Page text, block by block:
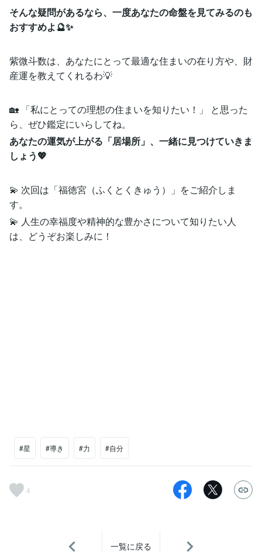
そんな疑問があるなら、一度あなたの命盤を見てみるのも
おすすめよ🔮✨
紫微斗数は、あなたにとって最適な住まいの在り方や、財
産運を教えてくれるわ💡
🏡 「私にとっての理想の住まいを知りたい！」 と思った
ら、ぜひ鑑定にいらしてね。
あなたの運気が上がる「居場所」、一緒に見つけていきま
しょう💖
💫 次回は「福徳宮（ふくとくきゅう）」をご紹介しま
す。
💫 人生の幸福度や精神的な豊かさについて知りたい人
は、どうぞお楽しみに！
#星 #導き #力 #自分
4
一覧に戻る